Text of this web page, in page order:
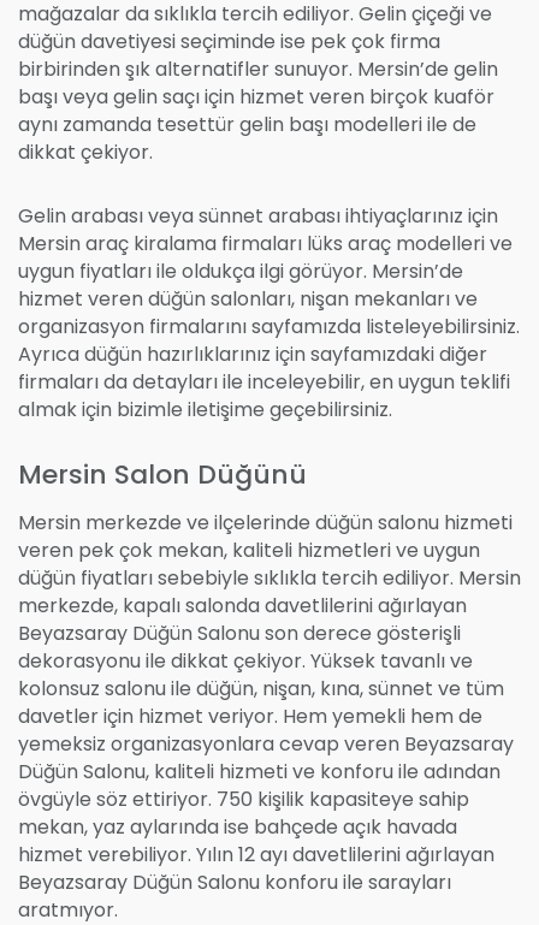
mağazalar da sıklıkla tercih ediliyor. Gelin çiçeği ve
düğün davetiyesi seçiminde ise pek çok firma
birbirinden şık alternatifler sunuyor. Mersin’de gelin
başı veya gelin saçı için hizmet veren birçok kuaför
aynı zamanda tesettür gelin başı modelleri ile de
dikkat çekiyor.
Gelin arabası veya sünnet arabası ihtiyaçlarınız için
Mersin araç kiralama firmaları lüks araç modelleri ve
uygun fiyatları ile oldukça ilgi görüyor. Mersin’de
hizmet veren düğün salonları, nişan mekanları ve
organizasyon firmalarını sayfamızda listeleyebilirsiniz.
Ayrıca düğün hazırlıklarınız için sayfamızdaki diğer
firmaları da detayları ile inceleyebilir, en uygun teklifi
almak için bizimle iletişime geçebilirsiniz.
Mersin Salon Düğünü
Mersin merkezde ve ilçelerinde düğün salonu hizmeti
veren pek çok mekan, kaliteli hizmetleri ve uygun
düğün fiyatları sebebiyle sıklıkla tercih ediliyor. Mersin
merkezde, kapalı salonda davetlilerini ağırlayan
Beyazsaray Düğün Salonu son derece gösterişli
dekorasyonu ile dikkat çekiyor. Yüksek tavanlı ve
kolonsuz salonu ile düğün, nişan, kına, sünnet ve tüm
davetler için hizmet veriyor. Hem yemekli hem de
yemeksiz organizasyonlara cevap veren Beyazsaray
Düğün Salonu, kaliteli hizmeti ve konforu ile adından
övgüyle söz ettiriyor. 750 kişilik kapasiteye sahip
mekan, yaz aylarında ise bahçede açık havada
hizmet verebiliyor. Yılın 12 ayı davetlilerini ağırlayan
Beyazsaray Düğün Salonu konforu ile sarayları
aratmıyor.